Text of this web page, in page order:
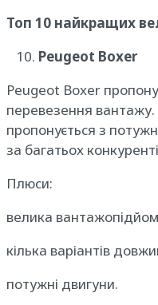
Топ 10 найкращих
Peugeot Boxer
Peugeot Boxer
перевезення
пропонується з
за багатьох
Плюси:
велика
кілька варіантів
потужні двигуни.